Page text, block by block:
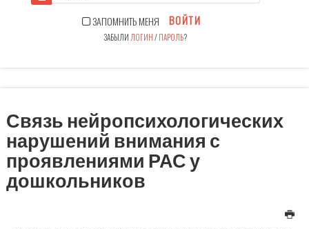
ЗАПОМНИТЬ МЕНЯ ВОЙТИ
ЗАБЫЛИ ЛОГИН/ПАРОЛЬ?
Связь нейропсихологических
нарушений внимания с
проявлениями РАС у
дошкольников